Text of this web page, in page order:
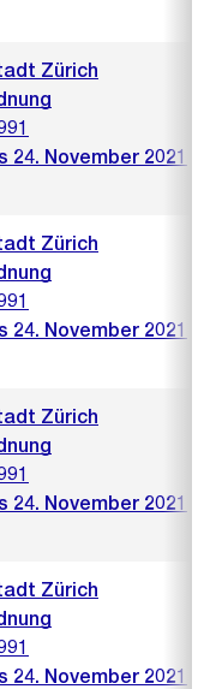
Zürich
November 2021
Zürich
November 2021
Zürich
November 2021
Zürich
November 2021